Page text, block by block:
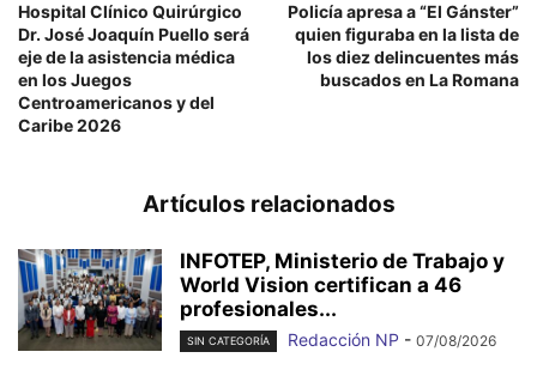
Hospital Clínico Quirúrgico
Dr. José Joaquín Puello será
eje de la asistencia médica
en los Juegos
Centroamericanos y del
Caribe 2026
Policía apresa a “El Gánster”
quien figuraba en la lista de
los diez delincuentes más
buscados en La Romana
Artículos relacionados
INFOTEP, Ministerio de Trabajo y
World Vision certifican a 46
profesionales...
SIN CATEGORÍA Redacción NP - 07/08/2026